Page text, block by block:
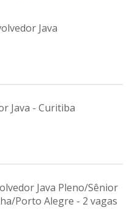
Java
Java - Curitiba
Java Pleno/Sênior
Porto Alegre - 2 vagas